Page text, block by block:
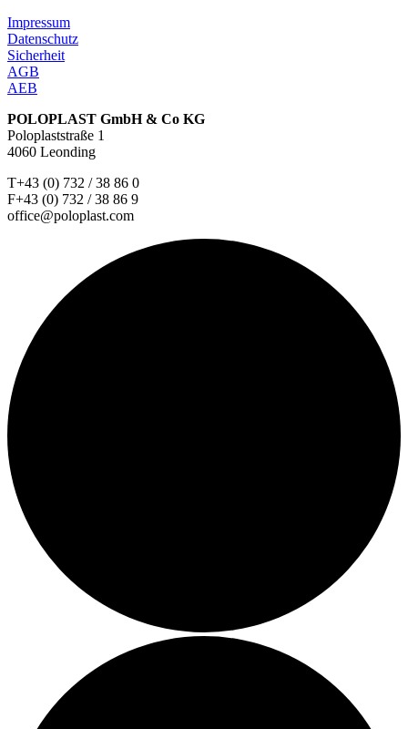
Impressum
Datenschutz
Sicherheit
AGB
AEB
POLOPLAST GmbH & Co KG
Poloplaststraße 1
4060 Leonding
T+43 (0) 732 / 38 86 0
F+43 (0) 732 / 38 86 9
office@poloplast.com